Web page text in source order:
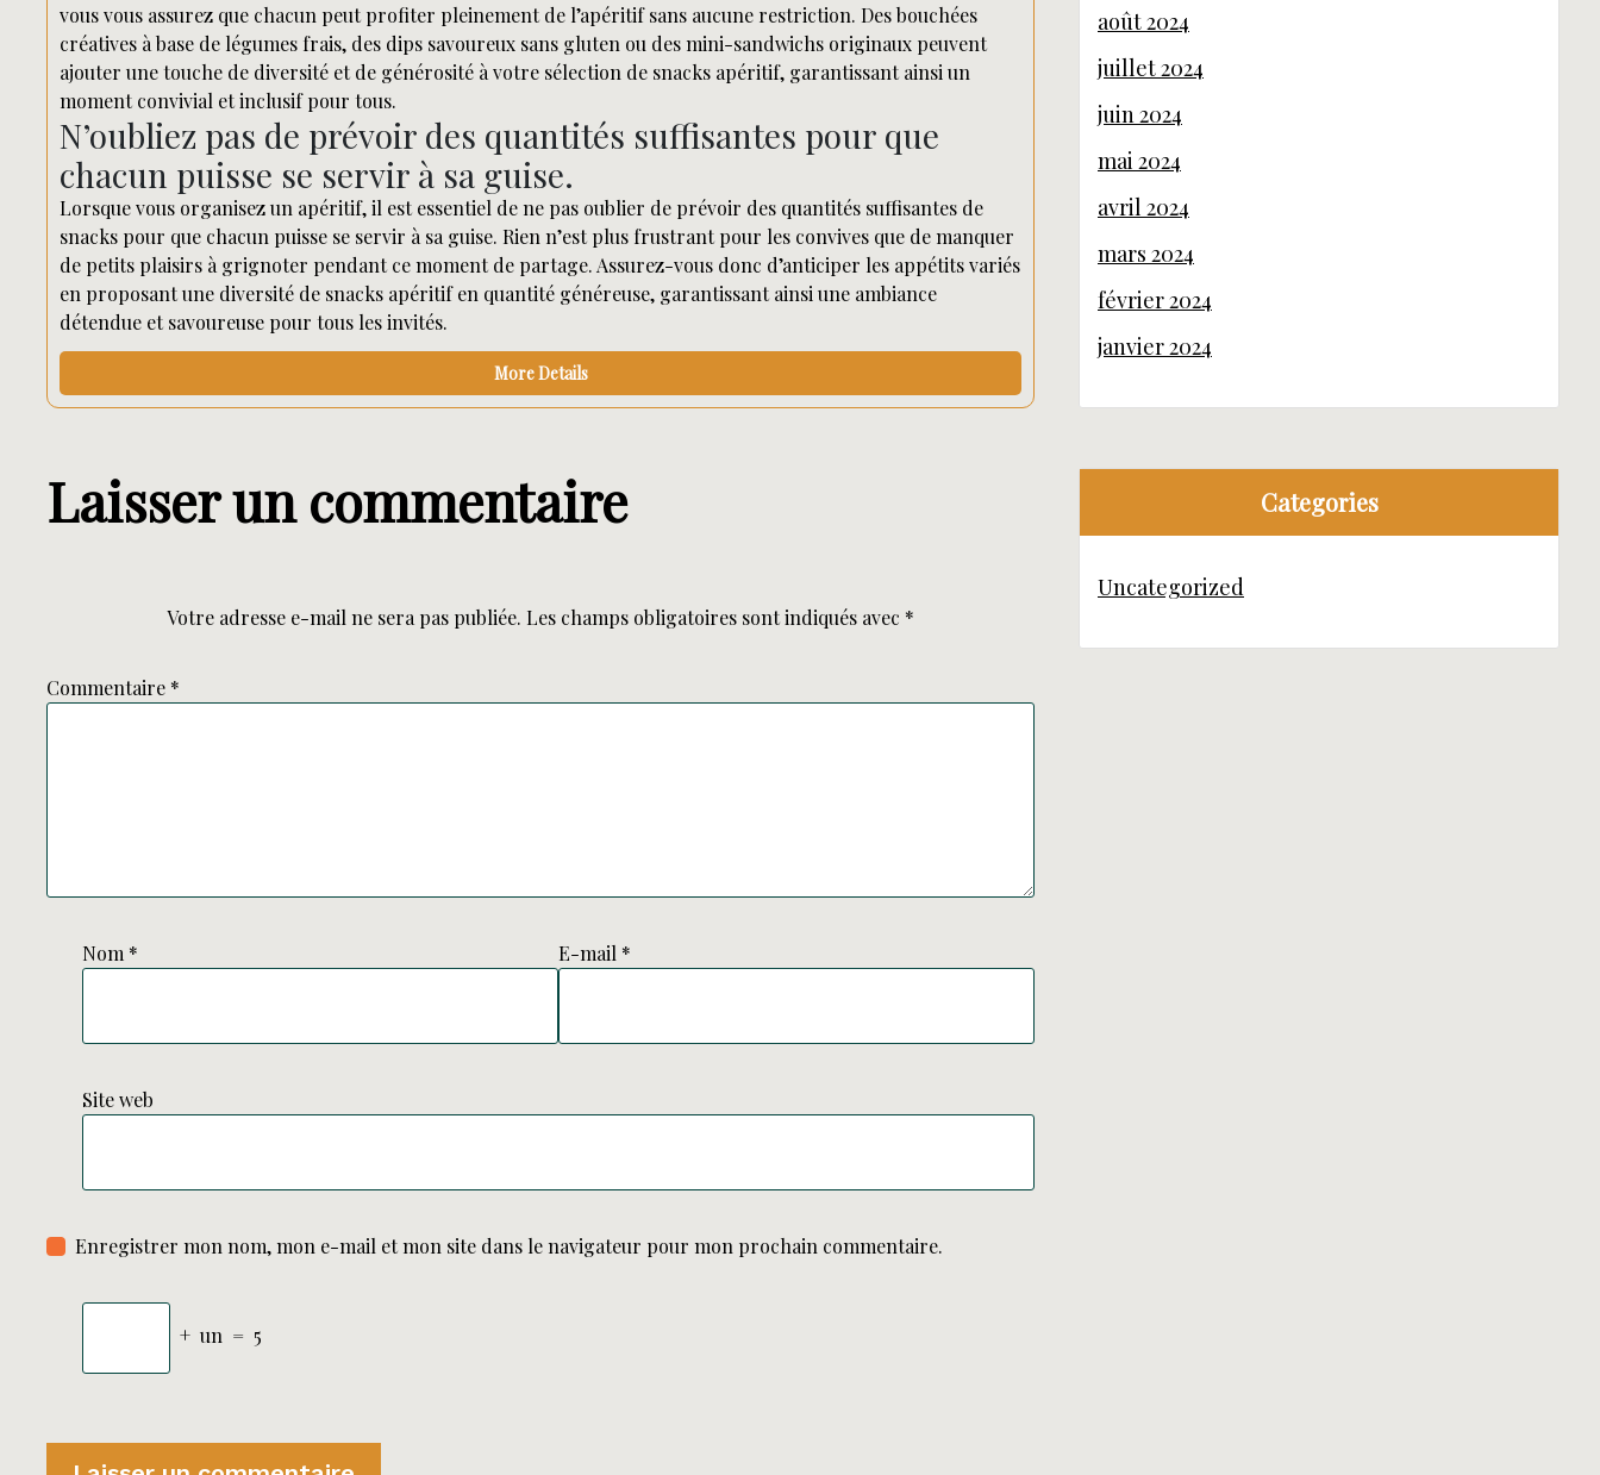
vous vous assurez que chacun peut profiter pleinement de l’apéritif sans aucune restriction. Des bouchées
créatives à base de légumes frais, des dips savoureux sans gluten ou des mini-sandwichs originaux peuvent
ajouter une touche de diversité et de générosité à votre sélection de snacks apéritif, garantissant ainsi un
moment convivial et inclusif pour tous.
N’oubliez pas de prévoir des quantités suffisantes pour que
chacun puisse se servir à sa guise.
Lorsque vous organisez un apéritif, il est essentiel de ne pas oublier de prévoir des quantités suffisantes de
snacks pour que chacun puisse se servir à sa guise. Rien n’est plus frustrant pour les convives que de manquer
de petits plaisirs à grignoter pendant ce moment de partage. Assurez-vous donc d’anticiper les appétits variés
en proposant une diversité de snacks apéritif en quantité généreuse, garantissant ainsi une ambiance
détendue et savoureuse pour tous les invités.
More Details
Laisser un commentaire
Votre adresse e-mail ne sera pas publiée. Les champs obligatoires sont indiqués avec *
Commentaire *
Nom * E-mail *
Site web
Enregistrer mon nom, mon e-mail et mon site dans le navigateur pour mon prochain commentaire.
+ un = 5
août 2024
juillet 2024
juin 2024
mai 2024
avril 2024
mars 2024
février 2024
janvier 2024
Categories
Uncategorized